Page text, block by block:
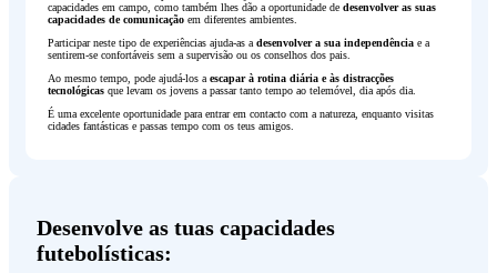
capacidades em campo, como também lhes dão a oportunidade de desenvolver as suas
capacidades de comunicação em diferentes ambientes.
Participar neste tipo de experiências ajuda-as a desenvolver a sua independência e a
sentirem-se confortáveis sem a supervisão ou os conselhos dos pais.
Ao mesmo tempo, pode ajudá-los a escapar à rotina diária e às distracções
tecnológicas que levam os jovens a passar tanto tempo ao telemóvel, dia após dia.
É uma excelente oportunidade para entrar em contacto com a natureza, enquanto visitas
cidades fantásticas e passas tempo com os teus amigos.
Desenvolve as tuas capacidades
futebolísticas: